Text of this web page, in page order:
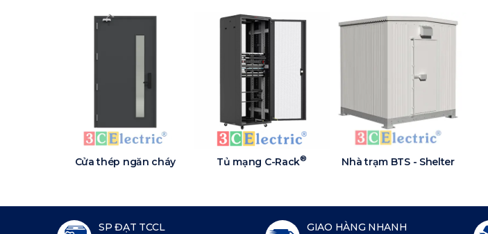
Cửa thép ngăn cháy Tủ mạng C-Rack® Nhà trạm BTS - Shelter
SP ĐẠT TCCL
GIAO HÀNG NHANH